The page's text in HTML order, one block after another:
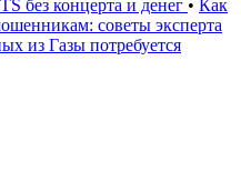
без концерта и денег • Как
советы эксперта
из Газы потребуется